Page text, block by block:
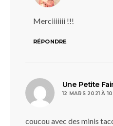
Merciiiiiii !!!
RÉPONDRE
Une Petite
12 MARS 2021 À
coucou avec des minis